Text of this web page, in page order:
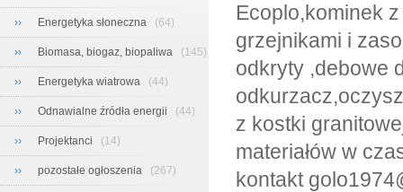
›› Energetyka słoneczna (64)
›› Biomasa, biogaz, biopaliwa (145)
›› Energetyka wiatrowa (44)
›› Odnawialne źródła energii (44)
›› Projektanci (14)
›› pozostałe ogłoszenia (267)
Ecoplo,kominek
grzejnikami i
odkryty ,debowe
z kostki
materiałów w
kontakt